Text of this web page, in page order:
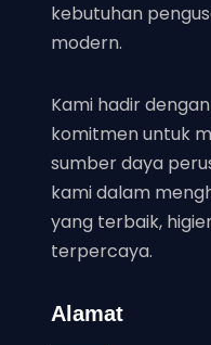
kebutuhan
modern.
Kami hadir
komitmen untuk
sumber daya
kami dalam
yang terbaik,
terpercaya.
Alamat